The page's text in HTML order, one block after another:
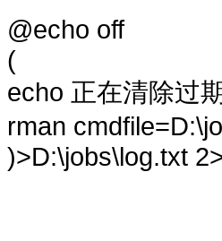
@echo off
(
echo 正在清除过
rman
)>D:\jobs\log.txt